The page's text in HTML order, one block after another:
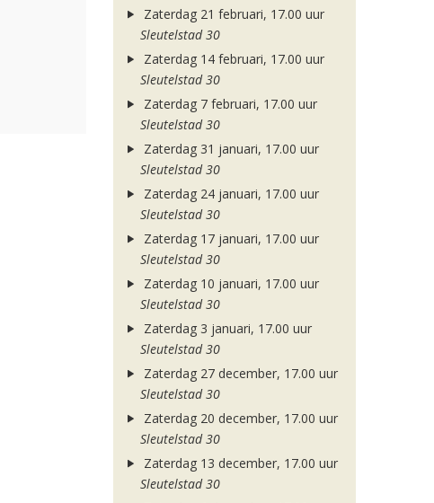
Zaterdag 21 februari, 17.00 uur
Sleutelstad 30
Zaterdag 14 februari, 17.00 uur
Sleutelstad 30
Zaterdag 7 februari, 17.00 uur
Sleutelstad 30
Zaterdag 31 januari, 17.00 uur
Sleutelstad 30
Zaterdag 24 januari, 17.00 uur
Sleutelstad 30
Zaterdag 17 januari, 17.00 uur
Sleutelstad 30
Zaterdag 10 januari, 17.00 uur
Sleutelstad 30
Zaterdag 3 januari, 17.00 uur
Sleutelstad 30
Zaterdag 27 december, 17.00 uur
Sleutelstad 30
Zaterdag 20 december, 17.00 uur
Sleutelstad 30
Zaterdag 13 december, 17.00 uur
Sleutelstad 30